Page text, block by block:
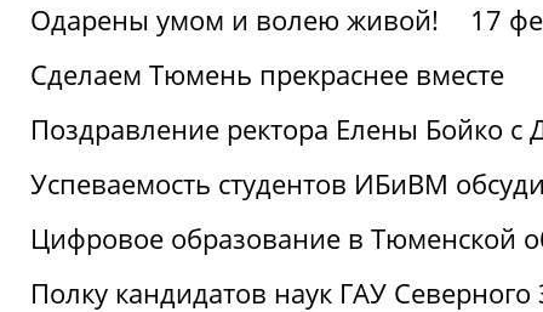
Одарены умом и волею живой!
17
Сделаем Тюмень прекраснее вместе
Поздравление ректора Елены Бойко с
Успеваемость студентов ИБиВМ
Цифровое образование в Тюменской
Полку кандидатов наук ГАУ